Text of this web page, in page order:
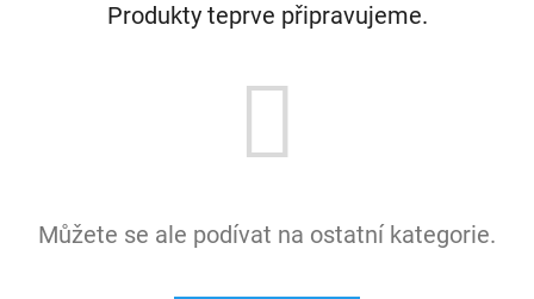
Produkty teprve připravujeme.
Můžete se ale podívat na ostatní kategorie.